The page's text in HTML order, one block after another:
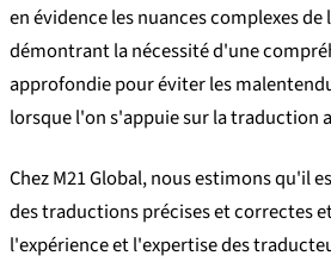
en évidence les nuances complexes
démontrant la nécessité d'une
approfondie pour éviter les
lorsque l'on s'appuie sur la traduction
Chez M21 Global, nous estimons qu'il
des traductions précises et correctes
l'expérience et l'expertise des